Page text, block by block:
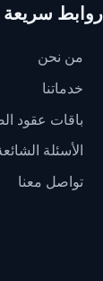
روابط سريعة
من نحن
خدماتنا
باقات عقود
الأسئلة
تواصل معنا